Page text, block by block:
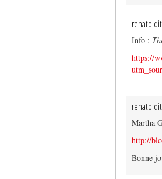
renato
Info :
https://
renato
Martha
http://
Bonne